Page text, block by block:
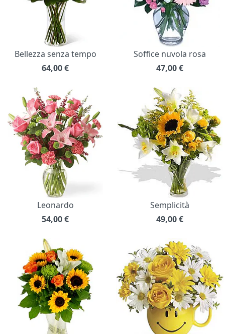
Bellezza senza tempo
64,00€
Soffice nuvola rosa
47,00€
Leonardo
54,00€
Semplicità
49,00€